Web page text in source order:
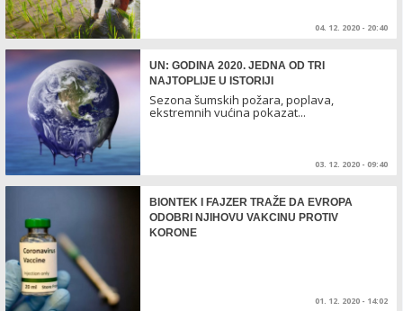
04. 12. 2020 - 20:40
UN: GODINA 2020. JEDNA OD TRI
NAJTOPLIJE U ISTORIJI
Sezona šumskih požara, poplava,
ekstremnih vućina pokazat...
03. 12. 2020 - 09:40
BIONTEK I FAJZER TRAŽE DA EVROPA
ODOBRI NJIHOVU VAKCINU PROTIV
KORONE
01. 12. 2020 - 14:02